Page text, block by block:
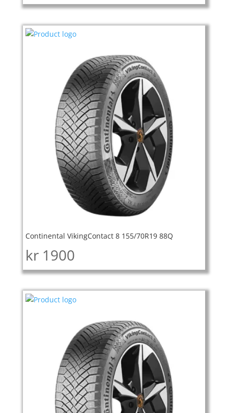
Continental VikingContact 8 155/70R19 88Q
kr 1900